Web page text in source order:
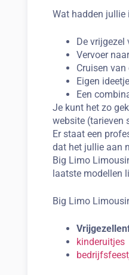
Wat hadden jullie
De vrijgezel
Vervoer
Cruisen
Eigen
Een
Je kunt het zo
website (tarieven
Er staat een
dat het jullie aan
Big Limo
laatste modellen
Big Limo
kinderuitjes